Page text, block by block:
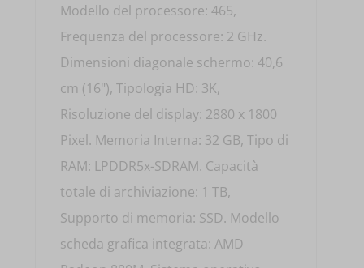
Modello del processore: 465,
Frequenza del processore: 2 GHz.
Dimensioni diagonale schermo: 40,6
cm (16"), Tipologia HD: 3K,
Risoluzione del display: 2880 x 1800
Pixel. Memoria Interna: 32 GB, Tipo di
RAM: LPDDR5x-SDRAM. Capacità
totale di archiviazione: 1 TB,
Supporto di memoria: SSD. Modello
scheda grafica integrata: AMD